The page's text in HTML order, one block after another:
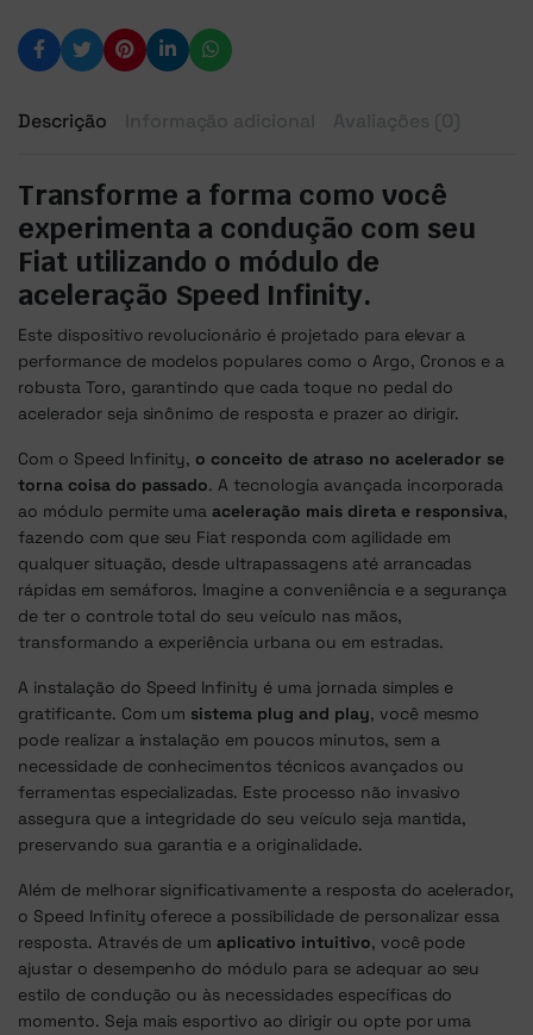
Descrição
Transforme a forma como você
experimenta a condução com seu
Fiat utilizando o módulo de
aceleração Speed Infinity.
Este dispositivo revolucionário é projetado para elevar a
performance de modelos populares como o Argo, Cronos e a
robusta Toro, garantindo que cada toque no pedal do
acelerador seja sinônimo de resposta e prazer ao dirigir.
Com o Speed Infinity, o conceito de atraso no acelerador se
torna coisa do passado. A tecnologia avançada incorporada
ao módulo permite umaaceleração mais direta e responsiva,
fazendo com que seu Fiat responda com agilidade em
qualquer situação, desde ultrapassagens até arrancadas
rápidas em semáforos. Imagine a conveniência e a segurança
de ter o controle total do seu veículo nas mãos,
transformando a experiência urbana ou em estradas.
A instalação do Speed Infinity é uma jornada simples e
gratificante. Com um sistema plug and play, você mesmo
pode realizar a instalação em poucos minutos, sem a
necessidade de conhecimentos técnicos avançados ou
ferramentas especializadas. Este processo não invasivo
assegura que a integridade do seu veículo seja mantida,
preservando sua garantia e a originalidade.
Além de melhorar significativamente a resposta do acelerador,
o Speed Infinity oferece a possibilidade de personalizar essa
resposta. Através de um aplicativo intuitivo, você pode
ajustar o desempenho do módulo para se adequar ao seu
estilo de condução ou às necessidades específicas do
momento. Seja mais esportivo ao dirigir ou opte por uma